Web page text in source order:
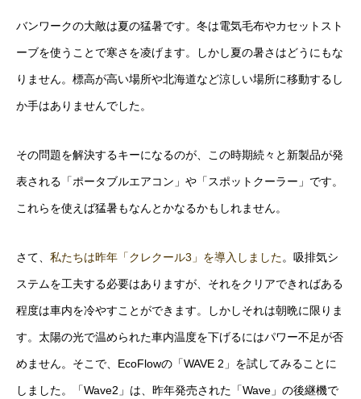
バンワークの大敵は夏の猛暑です。冬は電気毛布やカセットスト
ーブを使うことで寒さを凌げます。しかし夏の暑さはどうにもな
りません。標高が高い場所や北海道など涼しい場所に移動するし
か手はありませんでした。
その問題を解決するキーになるのが、この時期続々と新製品が発
表される「ポータブルエアコン」や「スポットクーラー」です。
これらを使えば猛暑もなんとかなるかもしれません。
さて、 私たちは昨年「クレクール3」を導入しました。吸排気シ
ステムを工夫する必要はありますが、それをクリアできればある
程度は車内を冷やすことができます。しかしそれは朝晩に限りま
す。太陽の光で温められた車内温度を下げるにはパワー不足が否
めません。そこで、EcoFlowの「WAVE 2」を試してみることに
しました。「Wave2」は、昨年発売された「Wave」の後継機で